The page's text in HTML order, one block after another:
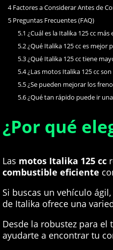
4Factores a Considerar Antes de
5Preguntas Frecuentes (FAQ)
5.1 ¿Cuál es la Italika 125 cc más
5.2¿Qué Italika 125 cc es mejor
5.3¿Qué Italika 125 cc tiene
5.4¿Las motos Italika 125 cc
5.5¿Se pueden mejorar los
5.6¿Qué tan rápido puede ir una
¿Por qué
Las motos Italika 125 cc
combustible eficiente
Si buscas un vehículo
de Italika ofrece una
Desde la robustez para
ayudarte a encontrar tu